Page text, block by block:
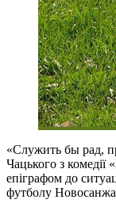
«Служить бы рад,
Чацького з
епіграфом до
футболу